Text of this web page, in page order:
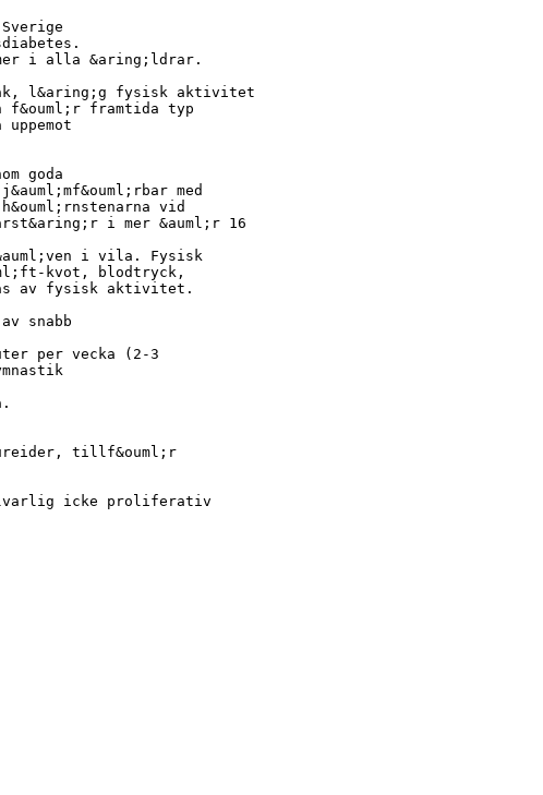
i alla &aring;ldrar.
l&aring;g fysisk aktivitet
f&ouml;r framtida typ
goda
med
vid
i mer &auml;r 16
i vila. Fysisk
kvot, blodtryck,
av fysisk aktivitet.
snabb
per vecka (2-3
tillf&ouml;r
icke proliferativ